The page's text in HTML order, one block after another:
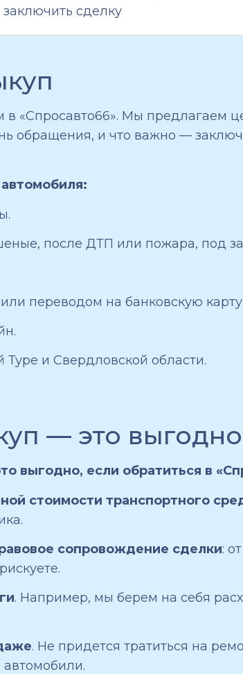
заключить сделку
«Спросавто66». Мы предлагаем
обращения, и что важно —
после ДТП или пожара, под
переводом на банковскую
и Свердловской области.
— это
выгодно, если обратиться в
стоимости транспортного
сопровождение сделки:
. Например, мы берем на себя
. Не придется тратиться на